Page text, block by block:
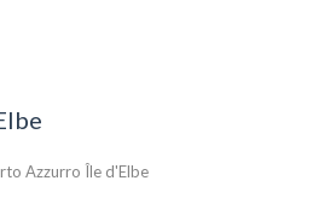
Azzurro Île d'Elbe